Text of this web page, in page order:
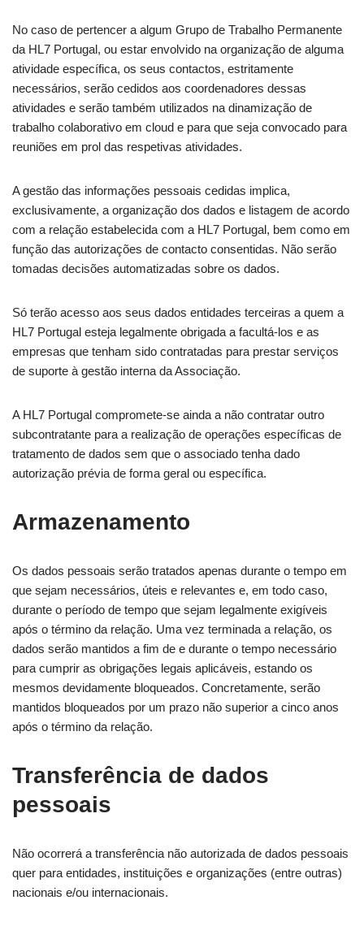
No caso de pertencer a algum Grupo de Trabalho Permanente
da HL7 Portugal, ou estar envolvido na organização de alguma
atividade específica, os seus contactos, estritamente
necessários, serão cedidos aos coordenadores dessas
atividades e serão também utilizados na dinamização de
trabalho colaborativo em cloud e para que seja convocado para
reuniões em prol das respetivas atividades.
A gestão das informações pessoais cedidas implica,
exclusivamente, a organização dos dados e listagem de acordo
com a relação estabelecida com a HL7 Portugal, bem como em
função das autorizações de contacto consentidas. Não serão
tomadas decisões automatizadas sobre os dados.
Só terão acesso aos seus dados entidades terceiras a quem a
HL7 Portugal esteja legalmente obrigada a facultá-los e as
empresas que tenham sido contratadas para prestar serviços
de suporte à gestão interna da Associação.
A HL7 Portugal compromete-se ainda a não contratar outro
subcontratante para a realização de operações específicas de
tratamento de dados sem que o associado tenha dado
autorização prévia de forma geral ou específica.
Armazenamento
Os dados pessoais serão tratados apenas durante o tempo em
que sejam necessários, úteis e relevantes e, em todo caso,
durante o período de tempo que sejam legalmente exigíveis
após o término da relação. Uma vez terminada a relação, os
dados serão mantidos a fim de e durante o tempo necessário
para cumprir as obrigações legais aplicáveis, estando os
mesmos devidamente bloqueados. Concretamente, serão
mantidos bloqueados por um prazo não superior a cinco anos
após o término da relação.
Transferência de dados
pessoais
Não ocorrerá a transferência não autorizada de dados pessoais
quer para entidades, instituições e organizações (entre outras)
nacionais e/ou internacionais.